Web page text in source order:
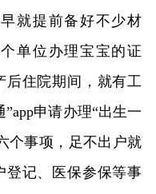
就提前备好不少材
单位办理宝宝的证
后住院期间，就有工
申请办理“出生一
个事项，足不出户就
登记、医保参保等事